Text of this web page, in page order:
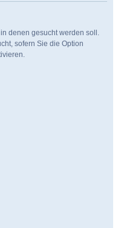
denen gesucht werden soll.
sofern Sie die Option